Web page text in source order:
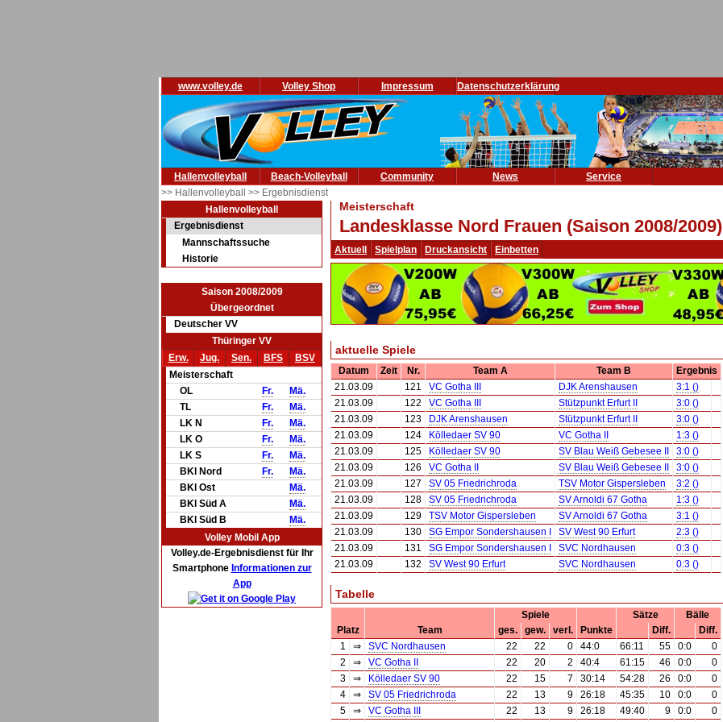
www.volley.de Volley Shop Impressum Datenschutzerklärung
Hallenvolleyball Beach-Volleyball Community News
Service
>> Hallenvolleyball >> Ergebnisdienst
Hallenvolleyball
Ergebnisdienst
Mannschaftssuche
Historie
Saison 2008/2009
Übergeordnet
Deutscher VV
Thüringer VV
Erw.
Jug. Sen. BFS
BSV
Meisterschaft
OL
Fr.
Mä.
TL
Fr.
Mä.
LK N
Fr.
Mä.
LK O
Fr.
Mä.
LK S
Fr.
Mä.
BKl Nord
Fr.
Mä.
BKl Ost
Mä.
BKl Süd A
Mä.
BKl Süd B
Mä.
Volley Mobil App
Volley.de-Ergebnisdienst für Ihr
Smartphone Informationen zur
App
Meisterschaft
Landesklasse Nord Frauen (Saison 2008/2009)
Aktuell Spielplan Druckansicht Einbetten
aktuelle Spiele
Datum Zeit Nr. Team A Team B
Ergebnis
21.03.09
121 VC Gotha III DJK Arenshausen
3:1 ()
21.03.09
122 VC Gotha III Stützpunkt Erfurt II
3:0 ()
21.03.09
123 DJK Arenshausen Stützpunkt Erfurt II
3:0 ()
21.03.09
124 Kölledaer SV 90 VC Gotha II
1:3 ()
21.03.09
125 Kölledaer SV 90 SV Blau Weiß Gebesee II
3:0 ()
21.03.09
126 VC Gotha II SV Blau Weiß Gebesee II
3:0 ()
21.03.09
127 SV 05 Friedrichroda TSV Motor Gispersleben
3:2 ()
21.03.09
128 SV 05 Friedrichroda SV Arnoldi 67 Gotha
1:3 ()
21.03.09
129 TSV Motor Gispersleben SV Arnoldi 67 Gotha
3:1 ()
21.03.09
130 SG Empor Sondershausen I SV West 90 Erfurt
2:3 ()
21.03.09
131 SG Empor Sondershausen I SVC Nordhausen
0:3 ()
21.03.09
132 SV West 90 Erfurt SVC Nordhausen 0:3 ()
Tabelle
Spiele Sätze
Bälle
Platz
Team ges. gew. verl. Punkte Diff.
Diff.
1
⇒ SVC Nordhausen 22 22 0 44:0 66:11 55 0:0
0
2
⇒ VC Gotha II 22 20 2 40:4 61:15 46 0:0
0
3
⇒ Kölledaer SV 90 22 15 7 30:14 54:28 26 0:0
0
4
⇒ SV 05 Friedrichroda 22 13 9 26:18 45:35 10 0:0
0
5
⇒ VC Gotha III 22 13 9 26:18 49:40 9 0:0
0